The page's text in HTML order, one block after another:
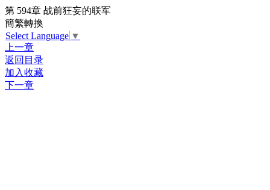
第 594章 战前狂妄的联军
簡繁轉換
Select Language ▼
上一章
返回目录
加入收藏
下一章